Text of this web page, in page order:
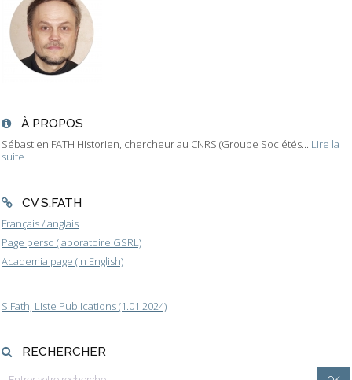
À PROPOS
Sébastien FATH Historien, chercheur au CNRS (Groupe Sociétés... Lire la
suite
CV S.FATH
Français / anglais
Page perso (laboratoire GSRL)
Academia page (in English)
S.Fath, Liste Publications (1.01.2024)
RECHERCHER